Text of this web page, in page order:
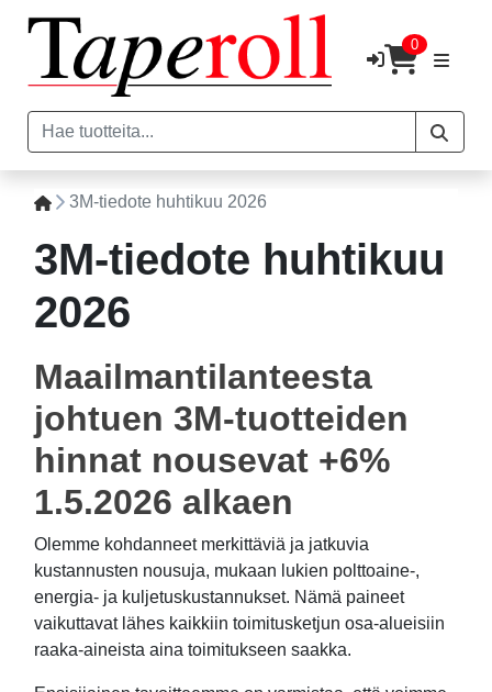
0
3M-tiedote huhtikuu 2026
3M-tiedote huhtikuu
2026
Maailmantilanteesta
johtuen 3M-tuotteiden
hinnat nousevat +6%
1.5.2026 alkaen
Olemme kohdanneet merkittäviä ja jatkuvia
kustannusten nousuja, mukaan lukien polttoaine-,
energia- ja kuljetuskustannukset. Nämä paineet
vaikuttavat lähes kaikkiin toimitusketjun osa-alueisiin
raaka-aineista aina toimitukseen saakka.